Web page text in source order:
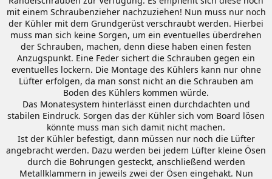
mit einem Schraubenzieher nachzuziehen! Nun muss nur noch
der Kühler mit dem Grundgerüst verschraubt werden. Hierbei
muss man sich keine Sorgen, um ein eventuelles überdrehen
der Schrauben, machen, denn diese haben einen festen
Anzugspunkt. Eine Feder sichert die Schrauben gegen ein
eventuelles lockern. Die Montage des Kühlers kann nur ohne
Lüfter erfolgen, da man sonst nicht an die Schrauben am
Boden des Kühlers kommen würde.
Das Monatesystem hinterlässt einen durchdachten und
stabilen Eindruck. Sorgen das der Kühler sich vom Board lösen
könnte muss man sich damit nicht machen.
Ist der Kühler befestigt, dann müssen nur noch die Lüfter
angebracht werden. Dazu werden bei jedem Lüfter kleine Ösen
durch die Bohrungen gesteckt, anschließend werden
Metallklammern in jeweils zwei der Ösen eingehakt. Nun